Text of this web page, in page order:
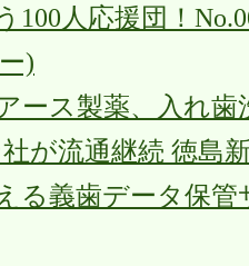
100人応援団！
)
ース製薬、入れ
が流通継続 徳島
る義歯データ保